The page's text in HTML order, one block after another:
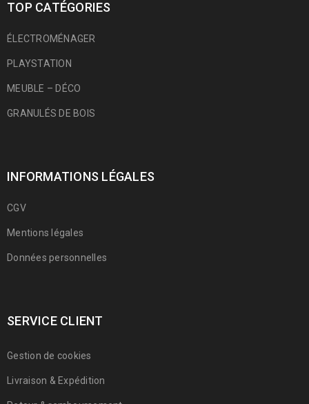
TOP CATÉGORIES
ÉLECTROMÉNAGER
PLAYSTATION
MEUBLE – DÉCO
GRANULÉS DE BOIS
INFORMATIONS LÉGALES
CGV
Mentions légales
Données personnelles
SERVICE CLIENT
Gestion de cookies
Livraison & Expédition